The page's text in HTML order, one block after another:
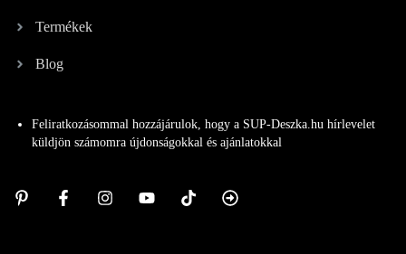
Termékek
Blog
Feliratkozásommal hozzájárulok, hogy a SUP-Deszka.hu hírlevelet
küldjön számomra újdonságokkal és ajánlatokkal